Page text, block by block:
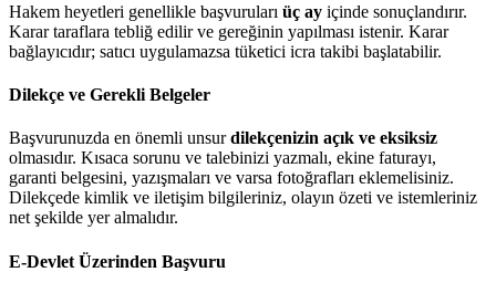
Hakem heyetleri genellikle başvuruları üç ay içinde sonuçlandırır.
Karar taraflara tebliğ edilir ve gereğinin yapılması istenir. Karar
bağlayıcıdır; satıcı uygulamazsa tüketici icra takibi başlatabilir.
Dilekçe ve Gerekli Belgeler
Başvurunuzda en önemli unsurdilekçenizin açık ve eksiksiz
olmasıdır. Kısaca sorunu ve talebinizi yazmalı, ekine faturayı,
garanti belgesini, yazışmaları ve varsa fotoğrafları eklemelisiniz.
Dilekçede kimlik ve iletişim bilgileriniz, olayın özeti ve istemleriniz
net şekilde yer almalıdır.
E-Devlet Üzerinden Başvuru